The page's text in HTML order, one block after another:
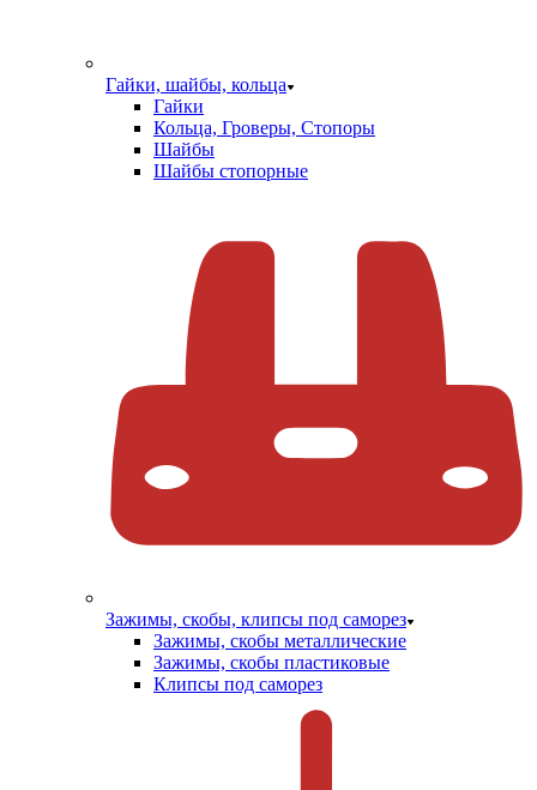
Гайки, шайбы, кольца
Гайки
Кольца, Гроверы, Стопоры
Шайбы
Шайбы стопорные
Зажимы, скобы, клипсы под саморез
Зажимы, скобы металлические
Зажимы, скобы пластиковые
Клипсы под саморез